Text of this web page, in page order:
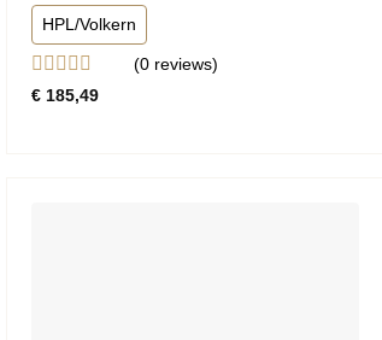
HPL/Volkern
Gewaardeerd
(0 reviews)
€ 185,49